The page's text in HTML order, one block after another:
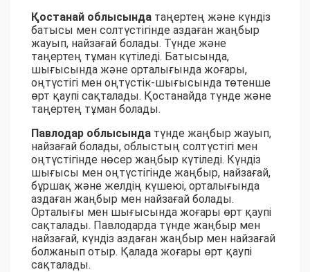
Қостанай облысында таңертең және күндіз
батысы мен солтүстігінде аздаған жаңбыр
жауып, найзағай болады. Түнде және
таңертең тұман күтіледі. Батысында,
шығысында және орталығында жоғары,
оңтүстігі мен оңтүстік-шығысында төтенше
өрт қаупі сақталады. Қостанайда түнде және
таңертең тұман болады.
Павлодар облысында түнде жаңбыр жауып,
найзағай болады, облыстың солтүстігі мен
оңтүстігінде нөсер жаңбыр күтіледі. Күндіз
шығысы мен оңтүстігінде жаңбыр, найзағай,
бұршақ және желдің күшеюі, орталығында
аздаған жаңбыр мен найзағай болады.
Орталығы мен шығысында жоғары өрт қаупі
сақталады. Павлодарда түнде жаңбыр мен
найзағай, күндіз аздаған жаңбыр мен найзағай
болжанып отыр. Қалада жоғары өрт қаупі
сақталады.